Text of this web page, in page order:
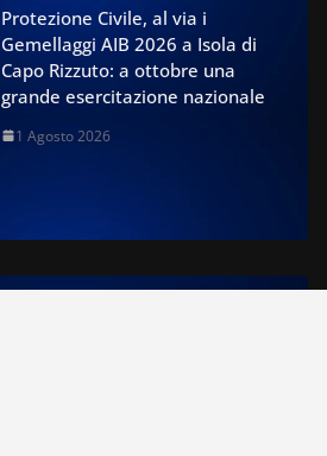
Protezione Civile, al via i
Gemellaggi AIB 2026 a Isola di
Capo Rizzuto: a ottobre una
grande esercitazione nazionale
1 Agosto 2026